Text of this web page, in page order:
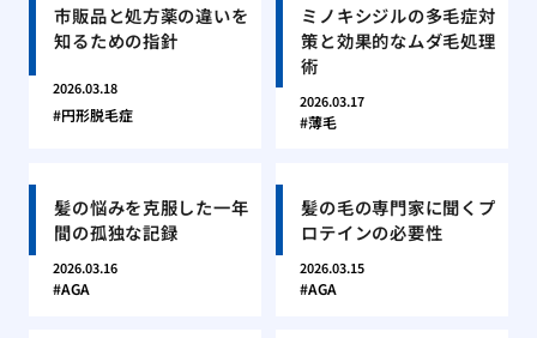
市販品と処方薬の違いを
知るための指針
2026.03.18
円形脱毛症
ミノキシジルの多毛症対
策と効果的なムダ毛処理
術
2026.03.17
薄毛
髪の悩みを克服した一年
間の孤独な記録
2026.03.16
AGA
髪の毛の専門家に聞くプ
ロテインの必要性
2026.03.15
AGA